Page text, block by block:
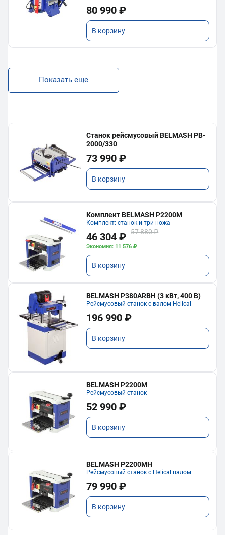
80 990 ₽
В корзину
Показать еще
Станок рейсмусовый BELMASH PB-
2000/330
73 990 ₽
В корзину
Комплект BELMASH P2200M
Комплект: станок и три ножа
46 304 ₽ 57 880 ₽
Экономия: 11 576 ₽
В корзину
BELMASH P380ARBH (3 кВт, 400 В)
Рейсмусовый станок с валом Helical
196 990 ₽
В корзину
BELMASH P2200M
Рейсмусовый станок
52 990 ₽
В корзину
BELMASH P2200MH
Рейсмусовый станок с Helical валом
79 990 ₽
В корзину